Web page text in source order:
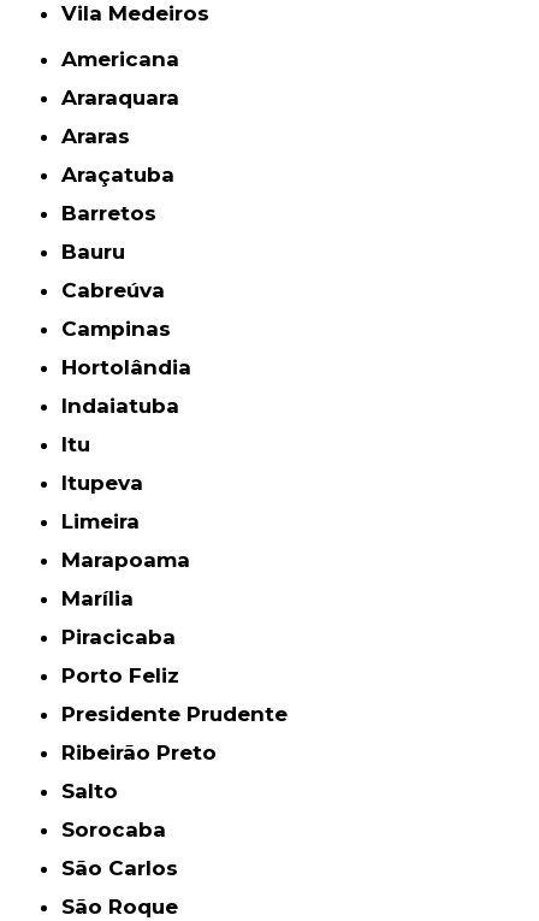
Vila Medeiros
Americana
Araraquara
Araras
Araçatuba
Barretos
Bauru
Cabreúva
Campinas
Hortolândia
Indaiatuba
Itu
Itupeva
Limeira
Marapoama
Marília
Piracicaba
Porto Feliz
Presidente Prudente
Ribeirão Preto
Salto
Sorocaba
São Carlos
São Roque